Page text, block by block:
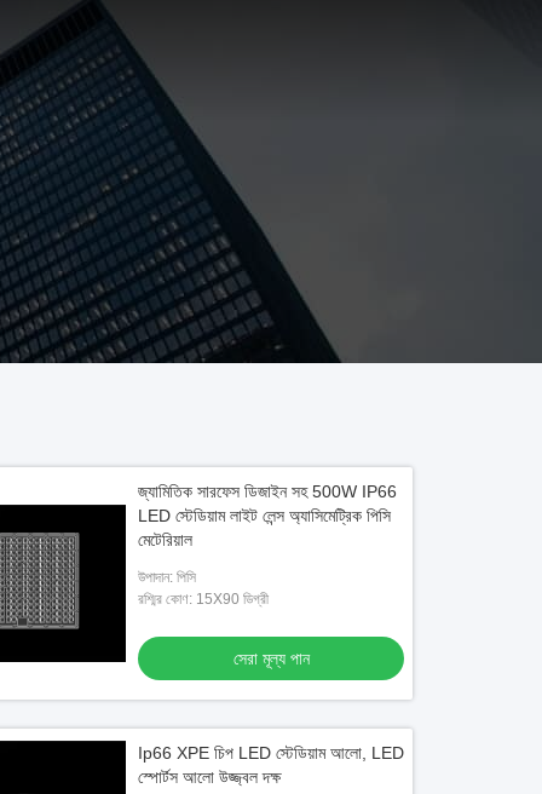
জ্যামিতিক সারফেস ডিজাইন সহ 500W IP66
LED স্টেডিয়াম লাইট লেন্স অ্যাসিমেট্রিক পিসি
মেটেরিয়াল
উপাদান: পিসি
রশ্মির কোণ: 15X90 ডিগ্রী
সেরা মূল্য পান
Ip66 XPE চিপ LED স্টেডিয়াম আলো, LED
স্পোর্টস আলো উজ্জ্বল দক্ষ